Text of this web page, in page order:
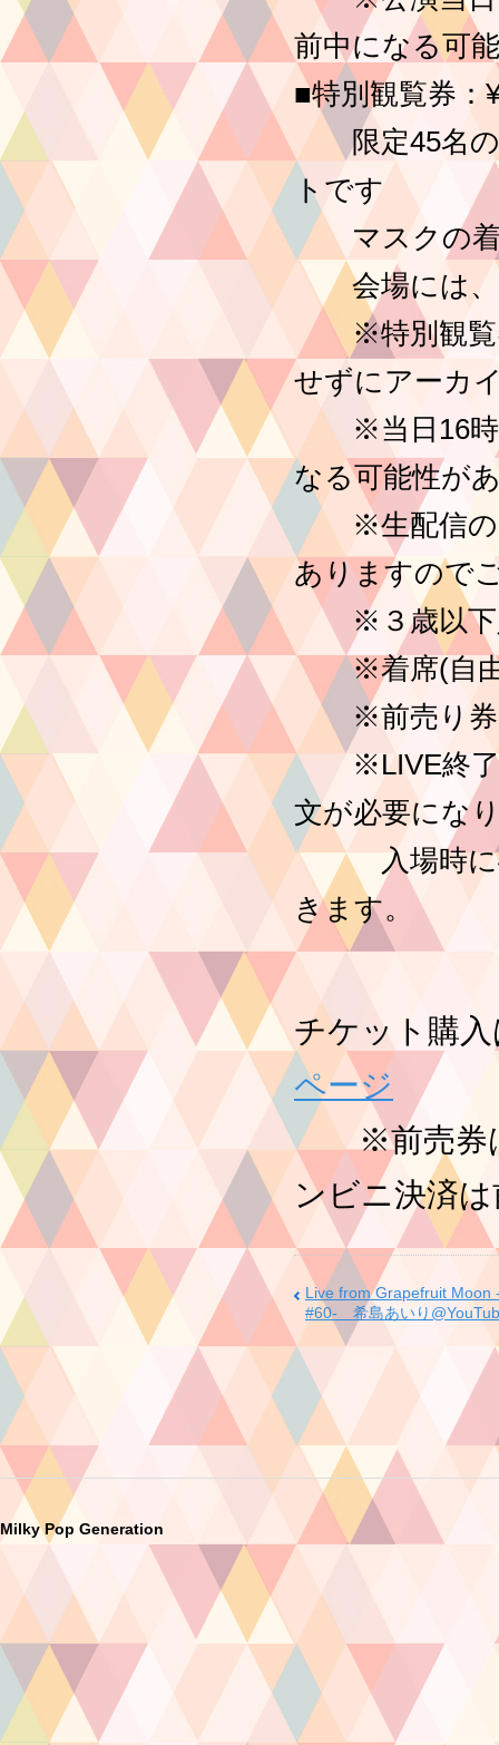
前中になる可
■特別観覧券：
限定45名の
トです
マスクの着
会場には、
※特別観覧券
せずにアーカ
※当日16時以
なる可能性が
※生配信のた
ありますので
※３歳以下
※着席(自
※前売り券
※LIVE終了後
文が必要にな
入場時に確
きます。
チケット購
ページ
※前売券は
ンビニ決済
Live from Grapefruit Moon
#60- 希島あいり
Milky Pop Generation